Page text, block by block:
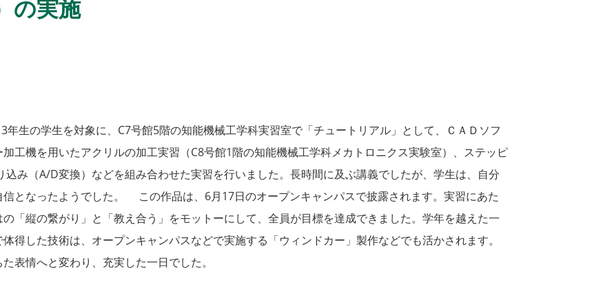
の実施
生の学生を対象に、C7号館5階の知能機械工学科実習室で「チュートリアル」として、ＣＡＤソフ
工機を用いたアクリルの加工実習（C8号館1階の知能機械工学科メカトロニクス実験室）、ステッピ
み（A/D変換）などを組み合わせた実習を行いました。長時間に及ぶ講義でしたが、学生は、自分
となったようでした。 この作品は、6月17日のオープンキャンパスで披露されます。実習にあた
「縦の繋がり」と「教え合う」をモットーにして、全員が目標を達成できました。学年を越えた一
得した技術は、オープンキャンパスなどで実施する「ウィンドカー」製作などでも活かされます。
表情へと変わり、充実した一日でした。